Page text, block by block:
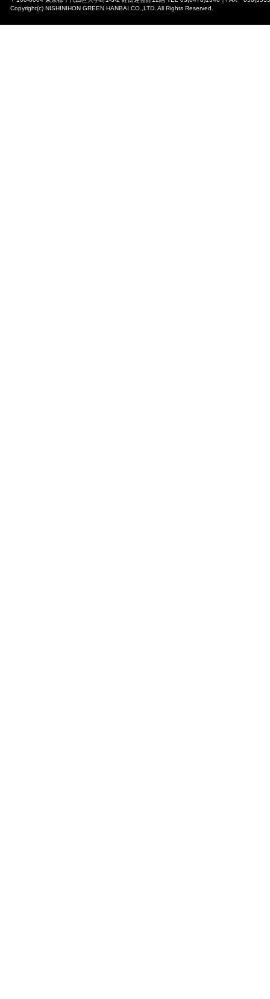
Copyright(c) NISHINIHON GREEN HANBAI CO.,LTD. All Rights Reserved.